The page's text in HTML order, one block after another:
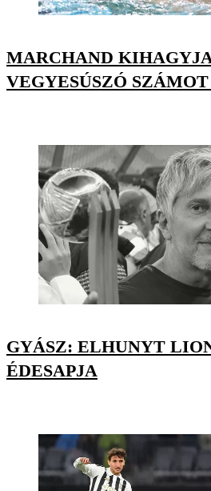
MARCHAND
VEGYESÚSZÓ
GYÁSZ: ELHUNYT
ÉDESAPJA